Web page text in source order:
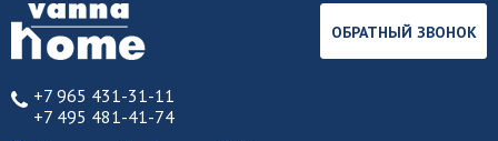
+7 965 431-31-11
+7 495 481-41-74
ОБРАТНЫЙ ЗВОНОК